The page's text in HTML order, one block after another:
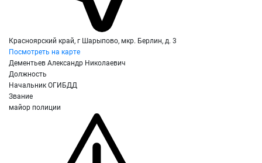
Красноярский край, г Шарыпово, мкр. Берлин, д. 3
Посмотреть на карте
Дементьев Александр Николаевич
Должность
Начальник ОГИБДД
Звание
майор полиции